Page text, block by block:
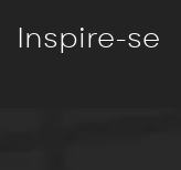
Inspire-se